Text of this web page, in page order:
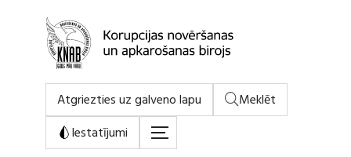
Atgriezties uz galveno lapu
Meklēt
Iestatījumi